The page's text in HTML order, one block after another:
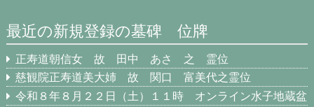
最近の新規登録の墓碑 位牌
正寿道朝信女 故 田中 あさ 之 霊位
慈観院正寿道美大姉 故 関口 富美代之霊位
令和８年８月２２日（土）１１時 オンライン水子地蔵盆